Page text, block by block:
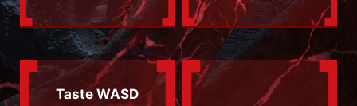
Taste WASD